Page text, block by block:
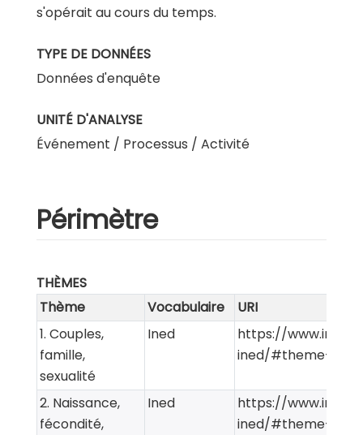
s'opérait au cours du temps.
TYPE DE DONNÉES
Données d'enquête
UNITÉ D'ANALYSE
Événement / Processus / Activité
Périmètre
THÈMES
Thème
Vocabulaire
URI
1. Couples,
famille,
sexualité
Ined
https://
ined/#theme-1
2. Naissance,
fécondité,
Ined
https://
ined/#theme-2